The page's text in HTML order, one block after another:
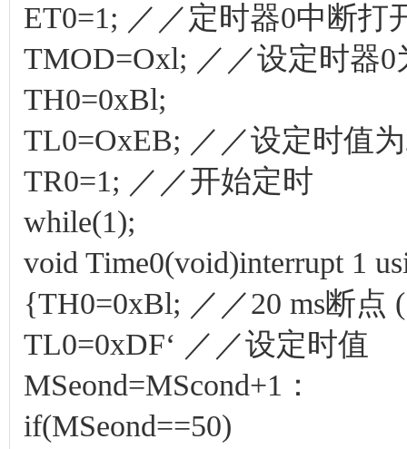
ET0=1; ／／定时器0中断打
TMOD=Oxl; ／／设定时器0
TH0=0xBl;
TL0=OxEB; ／／设定时值为
TR0=1; ／／开始定时
while(1);
void Time0(void)interrupt 1
{TH0=0xBl; ／／20 ms断点
TL0=0xDF‘ ／／设定时值
MSeond=MScond+1：
if(MSeond==50)